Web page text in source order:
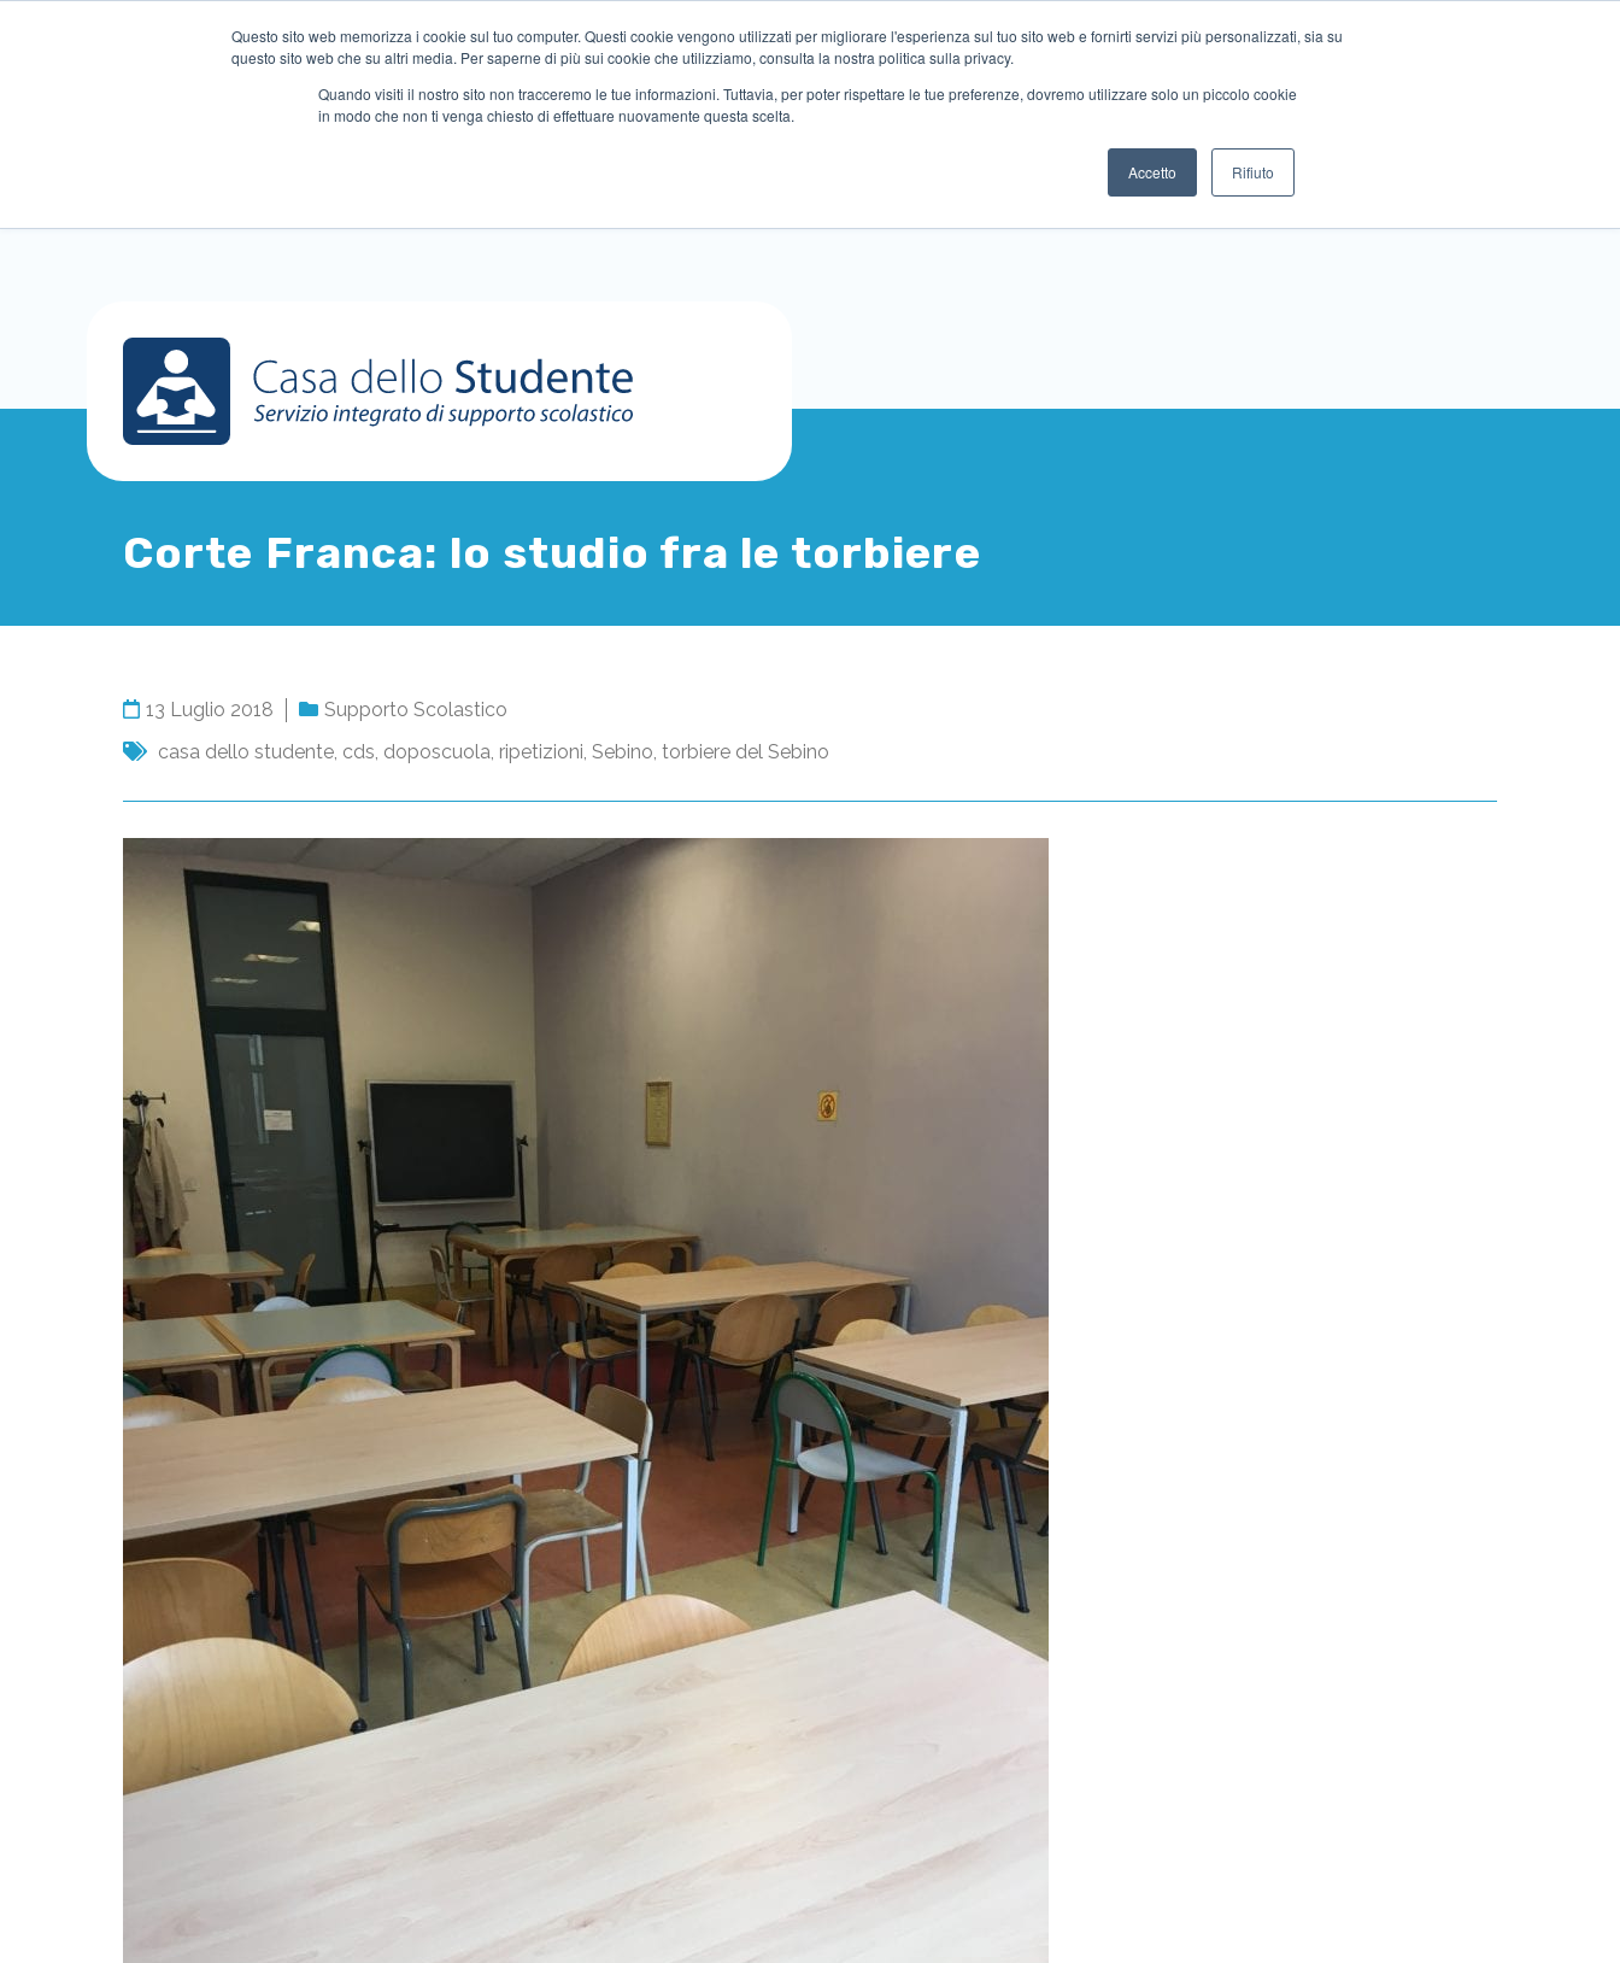
Questo sito web memorizza i cookie sul tuo computer. Questi cookie vengono utilizzati per migliorare l'esperienza sul tuo sito web e fornirti servizi più personalizzati, sia su
questo sito web che su altri media. Per saperne di più sui cookie che utilizziamo, consulta la nostra politica sulla privacy.
Quando visiti il ​​nostro sito non tracceremo le tue informazioni. Tuttavia, per poter rispettare le tue preferenze, dovremo utilizzare solo un piccolo cookie
in modo che non ti venga chiesto di effettuare nuovamente questa scelta.
Accetto Rifiuto
Corte Franca: lo studio fra le torbiere
13 Luglio 2018
Supporto Scolastico
casa dello studente, cds, doposcuola, ripetizioni, Sebino, torbiere del Sebino